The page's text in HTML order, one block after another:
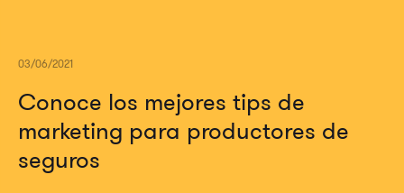
03/06/2021
Conoce los mejores tips de
marketing para productores de
seguros